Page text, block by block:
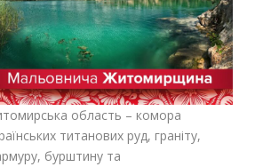
область – комора
титанових руд, граніту,
бурштину та